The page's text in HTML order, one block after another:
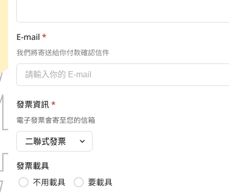
E-mail *
我們將寄送給你付款確認信件
發票資訊*
電子發票會寄至您的信箱
發票載具
不用載具
要載具